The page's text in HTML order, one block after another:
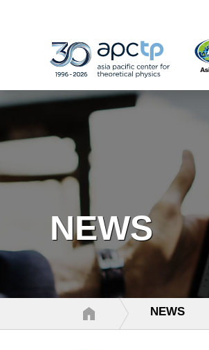
NEWS
NEWS